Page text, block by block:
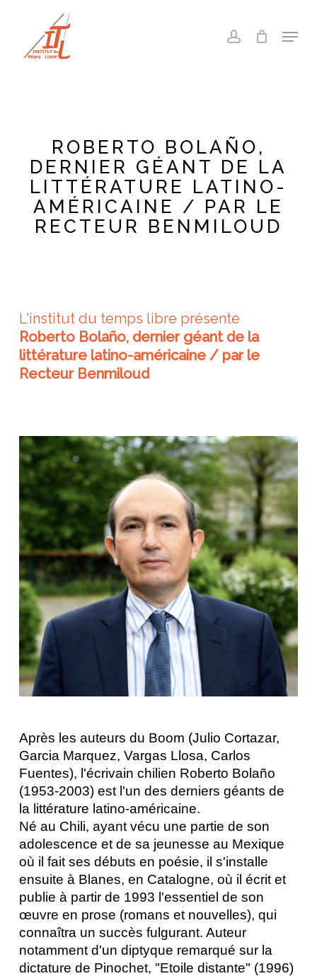
content
accountMenu
ROBERTO BOLAÑO,
DERNIER GÉANT DE LA
LITTÉRATURE LATINO-
AMÉRICAINE / PAR LE
RECTEUR BENMILOUD
L'institut du temps libre présente
Roberto Bolaño, dernier géant de la
littérature latino-américaine / par le
Recteur Benmiloud
Après les auteurs du Boom (Julio Cortazar,
Garcia Marquez, Vargas Llosa, Carlos
Fuentes), l'écrivain chilien Roberto Bolaño
(1953-2003) est l'un des derniers géants de
la littérature latino-américaine.
Né au Chili, ayant vécu une partie de son
adolescence et de sa jeunesse au Mexique
où il fait ses débuts en poésie, il s'installe
ensuite à Blanes, en Catalogne, où il écrit et
publie à partir de 1993 l'essentiel de son
œuvre en prose (romans et nouvelles), qui
connaîtra un succès fulgurant. Auteur
notamment d'un diptyque remarqué sur la
dictature de Pinochet, "Etoile distante" (1996)
Close